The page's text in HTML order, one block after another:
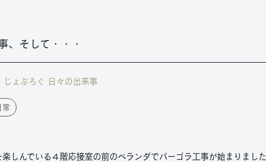
、そして・・・
じょぶろぐ 日々の出来事
常
しんでいる４階応接室の前のベランダでパーゴラ工事が始まりました